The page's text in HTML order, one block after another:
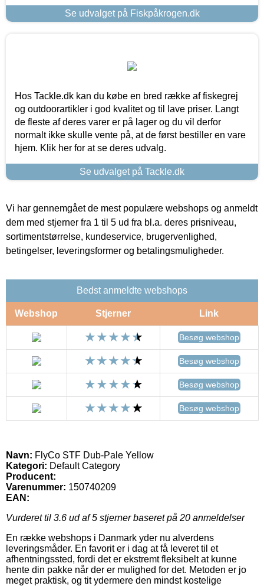
Se udvalget på Fiskpåkrogen.dk
Hos Tackle.dk kan du købe en bred række af fiskegrej
og outdoorartikler i god kvalitet og til lave priser. Langt
de fleste af deres varer er på lager og du vil derfor
normalt ikke skulle vente på, at de først bestiller en vare
hjem. Klik her for at se deres udvalg.
Se udvalget på Tackle.dk
Vi har gennemgået de mest populære webshops og anmeldt
dem med stjerner fra 1 til 5 ud fra bl.a. deres prisniveau,
sortimentstørrelse, kundeservice, brugervenlighed,
betingelser, leveringsformer og betalingsmuligheder.
Bedst anmeldte webshops
Webshop Stjerner Link
Besøg webshop
Besøg webshop
Besøg webshop
Besøg webshop
Navn: FlyCo STF Dub-Pale Yellow
Kategori: Default Category
Producent:
Varenummer: 150740209
EAN:
Vurderet til 3.6 ud af 5 stjerner baseret på 20 anmeldelser
En række webshops i Danmark yder nu alverdens
leveringsmåder. En favorit er i dag at få leveret til et
afhentningssted, fordi det er ekstremt fleksibelt at kunne
hente din pakke når der er mulighed for det. Metoden er jo
meget praktisk, og tit ydermere den mindst kostelige